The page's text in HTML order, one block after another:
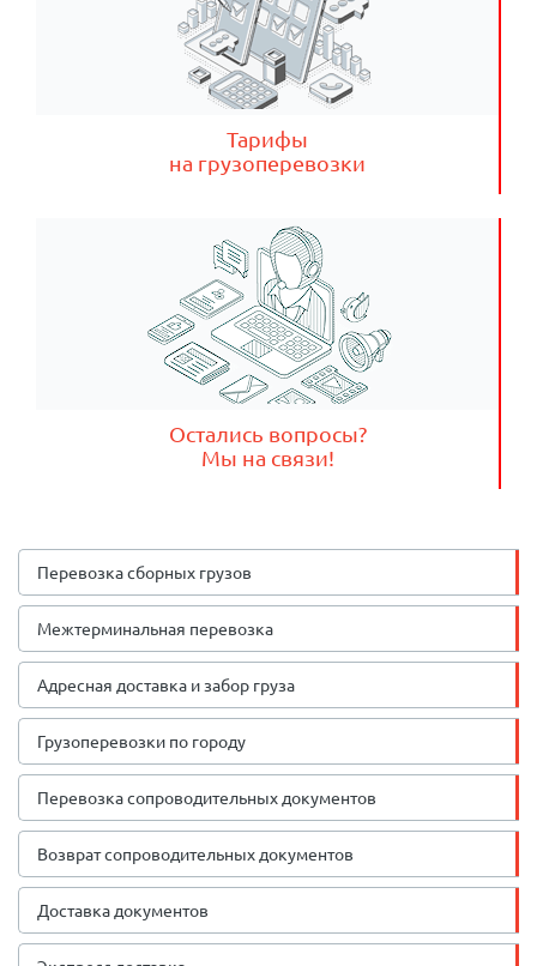
Тарифы
на грузоперевозки
Остались вопросы?
Мы на связи!
Перевозка сборных грузов
Межтерминальная перевозка
Адресная доставка и забор груза
Грузоперевозки по городу
Перевозка сопроводительных документов
Возврат сопроводительных документов
Доставка документов